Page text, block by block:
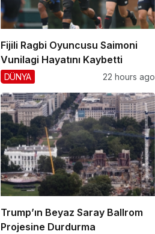
Fijili Ragbi Oyuncusu Saimoni
Vunilagi Hayatını Kaybetti
DÜNYA 22 hours ago
Trump’ın Beyaz Saray Ballrom
Projesine Durdurma